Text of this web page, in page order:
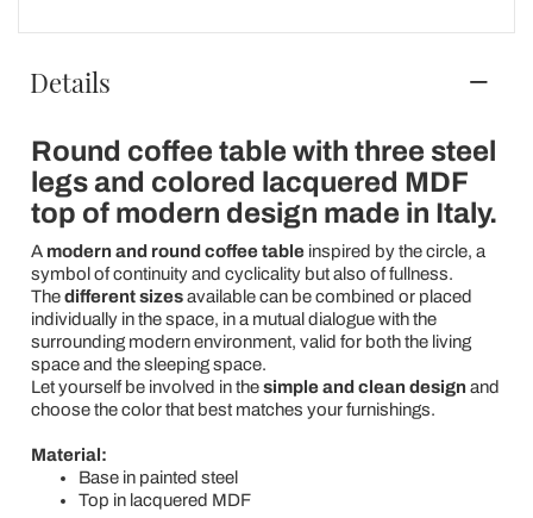
Details
Round coffee table with three steel
legs and colored lacquered MDF
top of modern design made in Italy.
A modern and round coffee tableinspired by the circle, a
symbol of continuity and cyclicality but also of fullness.
Thedifferent sizesavailable can be combined or placed
individually in the space, in a mutual dialogue with the
surrounding modern environment, valid for both the living
space and the sleeping space.
Let yourself be involved in thesimple and clean design and
choose the color that best matches your furnishings.
Material:
Base in painted steel
Top in lacquered MDF